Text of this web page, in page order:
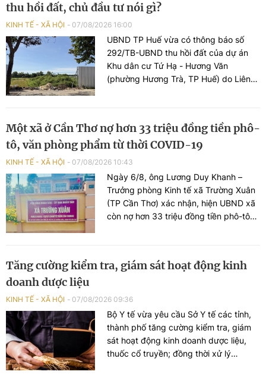
thu hồi đất, chủ đầu tư nói gì?
KINH TẾ - XÃ HỘI 07/08/2026 16:00
UBND TP Huế vừa có thông báo số
292/TB-UBND thu hồi đất của dự án
Khu dân cư Tứ Hạ - Hương Văn
(phường Hương Trà, TP Huế) do Liên
Một xã ở Cần Thơ nợ hơn 33 triệu đồng tiền phô-
tô, văn phòng phẩm từ thời COVID-19
KINH TẾ - XÃ HỘI 07/08/2026 10:43
Ngày 6/8, ông Lương Duy Khanh –
Trưởng phòng Kinh tế xã Trường Xuân
(TP Cần Thơ) xác nhận, hiện UBND xã
còn nợ hơn 33 triệu đồng tiền phô-tô
phòng phẩm phục vụ công tác phòng
Tăng cường kiểm tra, giám sát hoạt động kinh
doanh dược liệu
KINH TẾ - XÃ HỘI 07/08/2026 09:36
Bộ Y tế vừa yêu cầu Sở Y tế các tỉnh,
thành phố tăng cường kiểm tra, giám
sát hoạt động kinh doanh dược liệu,
thuốc cổ truyền; đồng thời xử lý